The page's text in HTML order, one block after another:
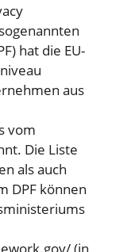
hat die EU-
aus
vom
Die Liste
als auch
DPF können
(in